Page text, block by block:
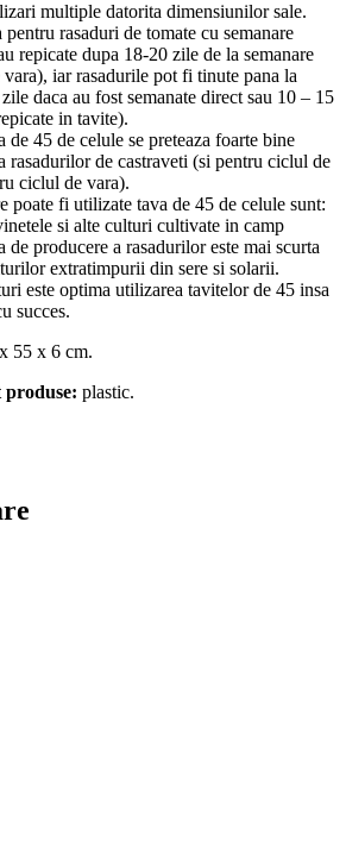
multiple datorita dimensiunilor sale.
pentru rasaduri de tomate cu semanare
repicate dupa 18-20 zile de la semanare
vara), iar rasadurile pot fi tinute pana la
daca au fost semanate direct sau 10 – 15
in tavite).
de 45 de celule se preteaza foarte bine
rasadurilor de castraveti (si pentru ciclul de
ciclul de vara).
poate fi utilizate tava de 45 de celule sunt:
si alte culturi cultivate in camp
de producere a rasadurilor este mai scurta
extratimpurii din sere si solarii.
este optima utilizarea tavitelor de 45 insa
succes.
55 x 6 cm.
plastic.